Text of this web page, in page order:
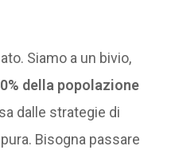
Siamo a un bivio,
della popolazione
dalle strategie di
pura. Bisogna passare